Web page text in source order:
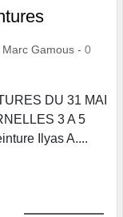
Marc Gamous - 0
DU 31 MAI
3 A 5
Ilyas A....